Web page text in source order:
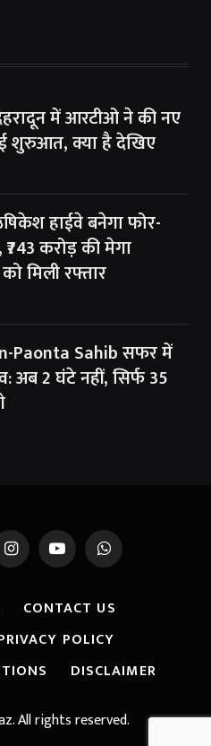
में आरटीओ ने की नए
शुरुआत, क्या है देखिए
हाईवे बनेगा फोर-
करोड़ की मेगा
मिली रफ्तार
Paonta Sahib सफर में
अब 2 घंटे नहीं, सिर्फ 35
InstagramYouTubeWhatsApp
CONTACT US
POLICY
DISCLAIMER
All rights reserved.